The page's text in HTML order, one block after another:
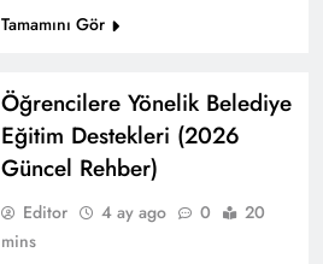
Tamamını Gör
Öğrencilere Yönelik Belediye
Eğitim Destekleri (2026
Güncel Rehber)
Editor 4 ay ago 0
20
mins